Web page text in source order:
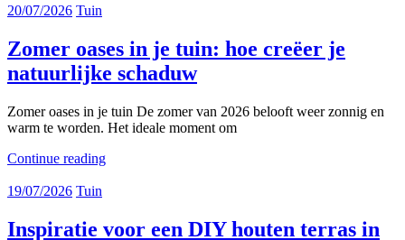
20/07/2026 Tuin
Zomer oases in je tuin: hoe creëer je
natuurlijke schaduw
Zomer oases in je tuin De zomer van 2026 belooft weer zonnig en
warm te worden. Het ideale moment om
Continue reading
19/07/2026 Tuin
Inspiratie voor een DIY houten terras in